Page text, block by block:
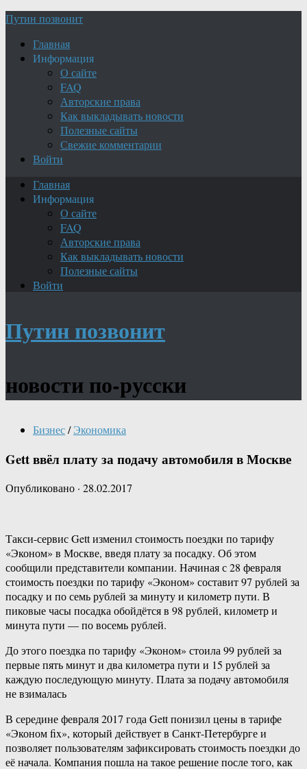
Путин позвонит
Главная
Информация
О сайте
FAQ
Авторские права
Как выкладывать новости
Полезные сайты
Свежие комментарии
Войти
Главная
Информация
О сайте
FAQ
Авторские права
Как выкладывать новости
Полезные сайты
Войти
Путин позвонит
новости по-русски
Бизнес/ Экономика
Gett ввёл плату за подачу автомобиля в Москве
Опубликовано · 28.02.2017
Такси-сервис Gett изменил стоимость поездки по тарифу
«Эконом» в Москве, введя плату за посадку. Об этом
сообщили представители компании. Начиная с 28 февраля
стоимость поездки по тарифу «Эконом» составит 97 рублей за
посадку и по семь рублей за минуту и километр пути. В
пиковые часы посадка обойдётся в 98 рублей, километр и
минута пути — по восемь рублей.
До этого поездка по тарифу «Эконом» стоила 99 рублей за
первые пять минут и два километра пути и 15 рублей за
каждую последующую минуту. Плата за подачу автомобиля
не взималась
В середине февраля 2017 года Gett понизил цены в тарифе
«Эконом fix», который действует в Санкт-Петербурге и
позволяет пользователям зафиксировать стоимость поездки до
её начала. Компания пошла на такое решение после того, как